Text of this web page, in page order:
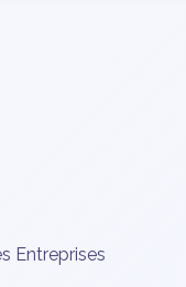
Entreprises